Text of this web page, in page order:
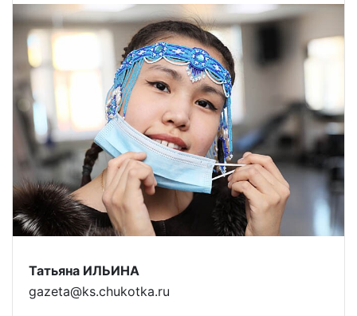
Татьяна ИЛЬИНА
gazeta@ks.chukotka.ru